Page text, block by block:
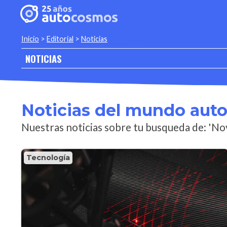
Inicio > Editorial > Noticias
NOTICIAS
Noticias del mundo
Nuestras noticias sobre tu busqueda de:
Tecnología